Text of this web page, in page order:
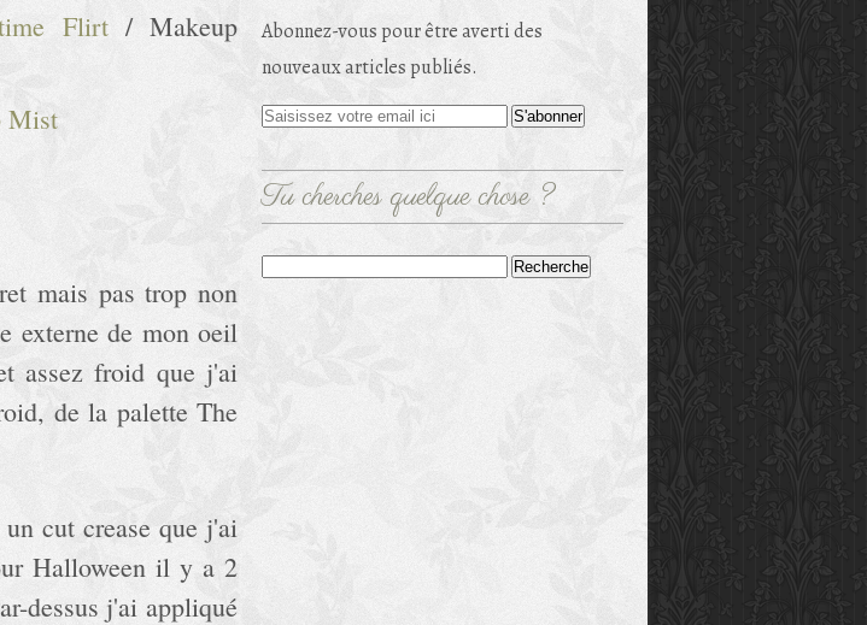
Flirt/ Makeup
Mist
mais pas trop non
externe de mon oeil
assez froid que j'ai
de la palette The
cut crease que j'ai
Halloween il y a 2
dessus j'ai appliqué
Abonnez-vous pour être averti des
nouveaux articles publiés.
Tu cherches quelque chose ?